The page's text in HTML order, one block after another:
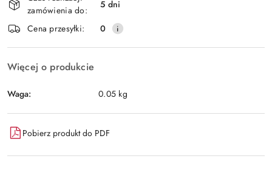
dostawazamówienia do:
5 dni
Cena przesyłki:
0
Więcej o produkcie
Waga: 0.05 kg
Pobierz produkt do PDF